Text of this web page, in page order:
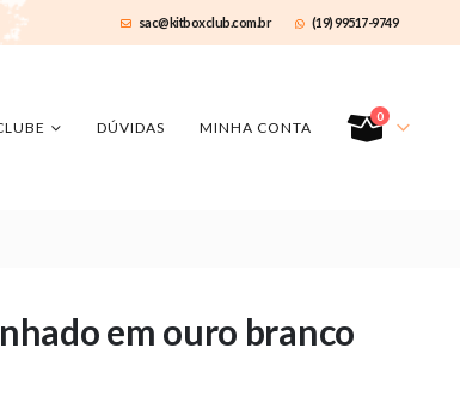
sac@kitboxclub.com.br (19) 99517-9749
DÚVIDAS MINHA CONTA
0
em ouro branco